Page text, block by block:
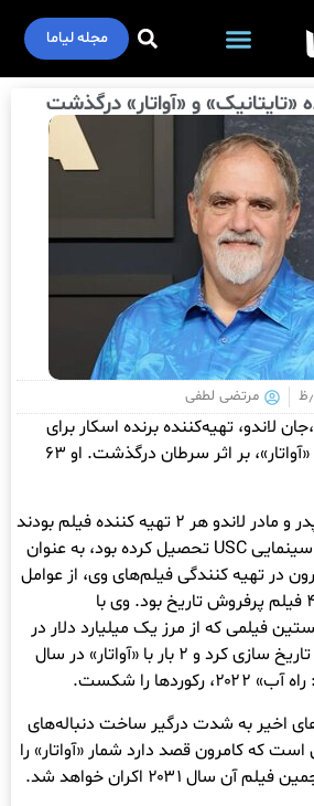
مجله لیاما
«تایتانیک» و «آواتار» درگذشت
مرتضی لطفی
لاندو، تهیه‌کننده برنده اسکار برای
«تایتانیک» و هر ۲ فیلم «آواتار»، بر اثر سرطان درگذشت. او ۶۳
مهر نوشت:در حالی که پدر و مادر لاندو هر ۲ تهیه کننده فیلم بودند
و وی در مدرسه هنرهای سینمایی USC تحصیل کرده بود، به عنوان
در تهیه کنندگی فیلم‌های وی، از عوامل
ساخته شدن ۳ فیلم از ۴ فیلم پرفروش تاریخ بود. وی با
فیلمی که از مرز یک میلیارد دلار در
سطح جهانی فراتر رفت، تاریخ سازی کرد و ۲ بار با «آواتار» در سال
اخیر به شدت درگیر ساخت دنباله‌های
است که کامرون قصد دارد شمار «آواتار» را